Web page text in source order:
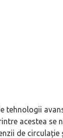
tehnologii
acestea
de